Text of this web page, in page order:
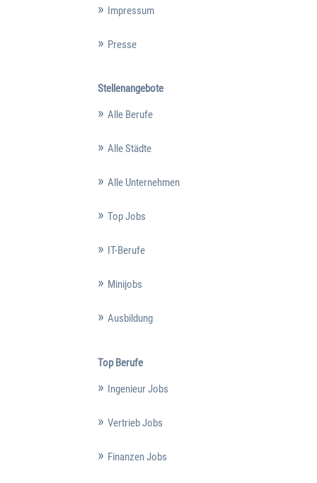
Impressum
Presse
Stellenangebote
Alle Berufe
Alle Städte
Alle Unternehmen
Top Jobs
IT-Berufe
Minijobs
Ausbildung
Top Berufe
Ingenieur Jobs
Vertrieb Jobs
Finanzen Jobs